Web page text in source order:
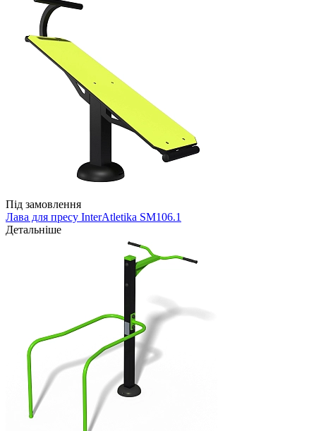
Під замовлення
Лава для пресу InterAtletika SM106.1
Детальніше